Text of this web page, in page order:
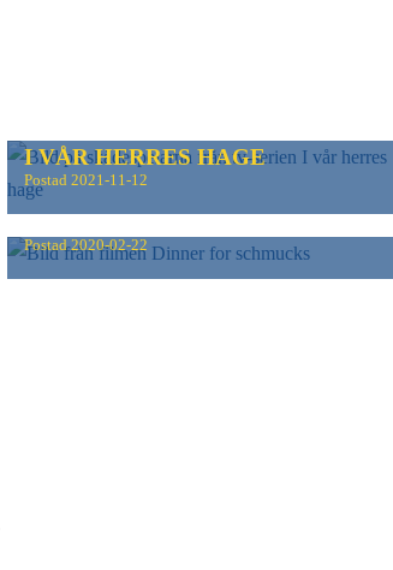
I VÅR HERRES HAGE
Postad2021-11-12
DINNER FOR SCHMUCKS
Postad2020-02-22